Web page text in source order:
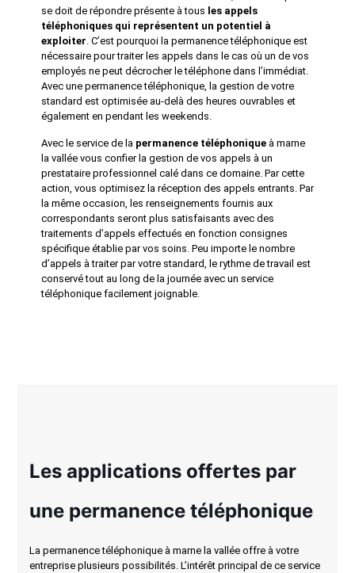
se doit de répondre présente à tous les appels
téléphoniques qui représentent un potentiel à
exploiter . C’est pourquoi la permanence téléphonique est
nécessaire pour traiter les appels dans le cas où un de vos
employés ne peut décrocher le téléphone dans l’immédiat.
Avec une permanence téléphonique, la gestion de votre
standard est optimisée au-delà des heures ouvrables et
également en pendant les weekends.
Avec le service de la permanence téléphoniqueà marne
la vallée vous confier la gestion de vos appels à un
prestataire professionnel calé dans ce domaine. Par cette
action, vous optimisez la réception des appels entrants. Par
la même occasion, les renseignements fournis aux
correspondants seront plus satisfaisants avec des
traitements d’appels effectués en fonction consignes
spécifique établie par vos soins. Peu importe le nombre
d’appels à traiter par votre standard, le rythme de travail est
conservé tout au long de la journée avec un service
téléphonique facilement joignable.
Les applications offertes par
une permanence téléphonique
La permanence téléphonique à marne la vallée offre à votre
entreprise plusieurs possibilités. L’intérêt principal de ce service